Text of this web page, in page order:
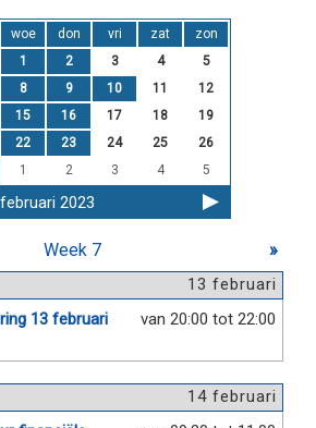
woe don vri zat
zon
1 2 3 4
5
8 9 10 11
12
15 16 17 18
19
22 23 24 25
26
1 2 3 4 5
februari 2023
Week 7 »
13 februari
van 20:00 tot 22:00
13 februari
14 februari